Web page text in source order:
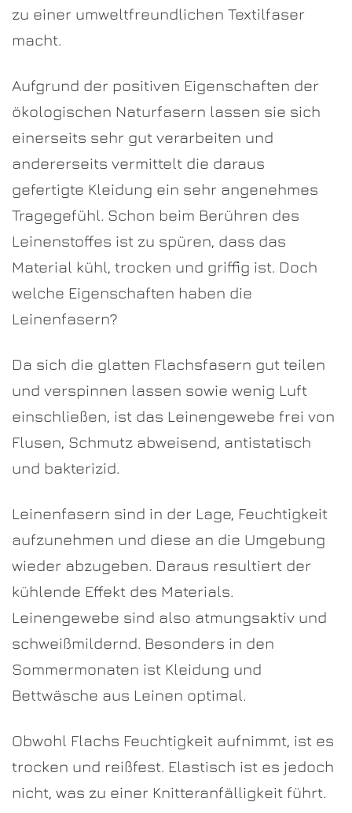
zu einer umweltfreundlichen Textilfaser
macht.
Aufgrund der positiven Eigenschaften der
ökologischen Naturfasern lassen sie sich
einerseits sehr gut verarbeiten und
andererseits vermittelt die daraus
gefertigte Kleidung ein sehr angenehmes
Tragegefühl. Schon beim Berühren des
Leinenstoffes ist zu spüren, dass das
Material kühl, trocken und griffig ist. Doch
welche Eigenschaften haben die
Leinenfasern?
Da sich die glatten Flachsfasern gut teilen
und verspinnen lassen sowie wenig Luft
einschließen, ist das Leinengewebe frei von
Flusen, Schmutz abweisend, antistatisch
und bakterizid.
Leinenfasern sind in der Lage, Feuchtigkeit
aufzunehmen und diese an die Umgebung
wieder abzugeben. Daraus resultiert der
kühlende Effekt des Materials.
Leinengewebe sind also atmungsaktiv und
schweißmildernd. Besonders in den
Sommermonaten ist Kleidung und
Bettwäsche aus Leinen optimal.
Obwohl Flachs Feuchtigkeit aufnimmt, ist es
trocken und reißfest. Elastisch ist es jedoch
nicht, was zu einer Knitteranfälligkeit führt.